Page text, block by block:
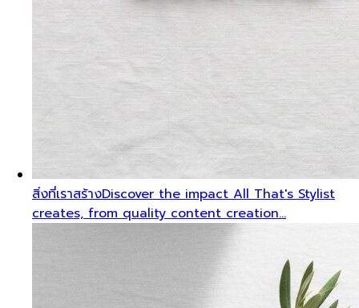
สิ่งที่เราสร้างDiscover the impact All That's Stylist
creates, from quality content creation…